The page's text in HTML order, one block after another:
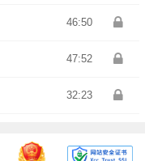
46:50
47:52
32:23